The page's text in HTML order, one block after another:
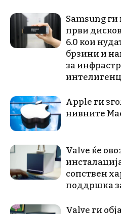
Samsung ги
први
6.0 кои
брзини и
за
Apple ги
нивните
Valve ќе
сопствен
поддршка
Valve ги